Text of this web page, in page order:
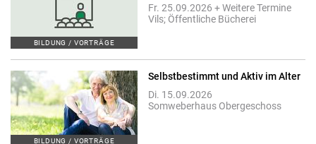
BILDUNG / VORTRÄGE
Fr. 25.09.2026 + Weitere Termine
Vils; Öffentliche Bücherei
BILDUNG / VORTRÄGE
Selbstbestimmt und Aktiv im Alter
Di. 15.09.2026
Somweberhaus Obergeschoss